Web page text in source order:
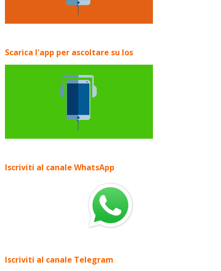
Scarica l'app per ascoltare su Ios
Iscriviti al canale WhatsApp
Iscriviti al canale Telegram